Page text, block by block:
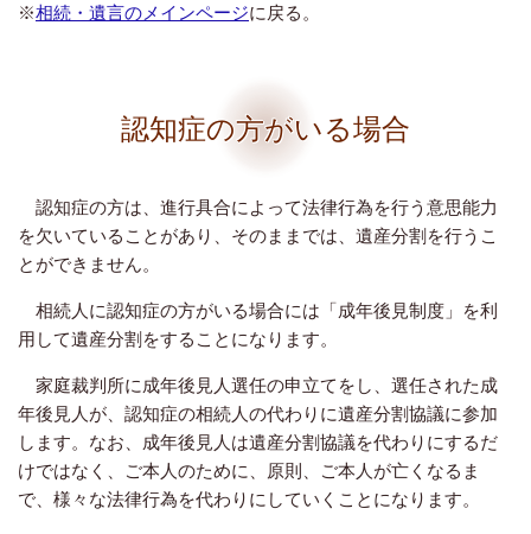
※相続・遺言のメインページに戻る。
認知症の方がいる場合
認知症の方は、進行具合によって法律行為を行う意思能力
を欠いていることがあり、そのままでは、遺産分割を行うこ
とができません。
相続人に認知症の方がいる場合には「成年後見制度」を利
用して遺産分割をすることになります。
家庭裁判所に成年後見人選任の申立てをし、選任された成
年後見人が、認知症の相続人の代わりに遺産分割協議に参加
します。なお、成年後見人は遺産分割協議を代わりにするだ
けではなく、ご本人のために、原則、ご本人が亡くなるま
で、様々な法律行為を代わりにしていくことになります。